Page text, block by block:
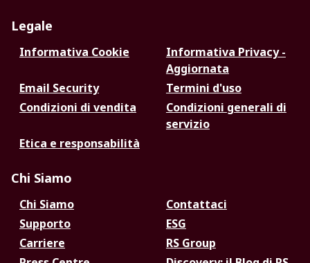
Legale
Informativa Cookie
Informativa Privacy -
Aggiornata
Email Security
Termini d'uso
Condizioni di vendita
Condizioni generali di
servizio
Etica e responsabilità
Chi Siamo
Chi Siamo
Contattaci
Supporto
ESG
Carriere
RS Group